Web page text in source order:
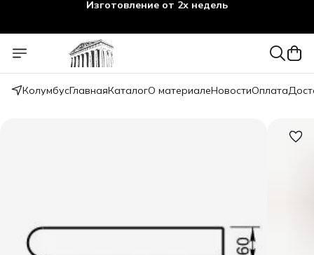
КолумбусГлавнаяКаталогО материалеНовостиОплата